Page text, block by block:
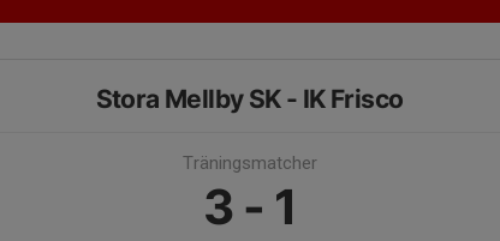
Stora Mellby SK - IK Frisco
Träningsmatcher
3 - 1